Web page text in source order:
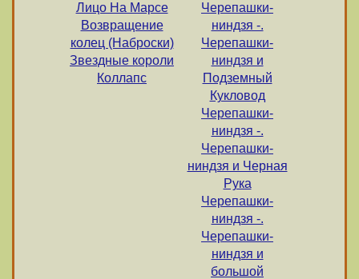
Лицо На Марсе
Возвращение
колец (Наброски)
Звездные короли
Коллапс
Черепашки-
ниндзя -.
Черепашки-
ниндзя и
Подземный
Кукловод
Черепашки-
ниндзя -.
Черепашки-
ниндзя и Черная
Рука
Черепашки-
ниндзя -.
Черепашки-
ниндзя и
большой